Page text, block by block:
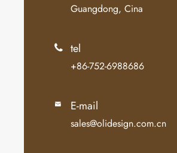
Guangdong, Cina
 tel
+86-752-6988686
 E-mail
sales@olidesign.com.cn